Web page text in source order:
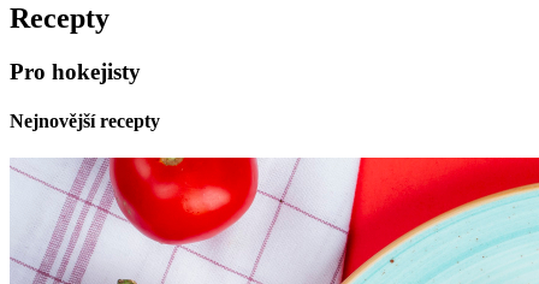
Recepty
Pro hokejisty
Nejnovější recepty